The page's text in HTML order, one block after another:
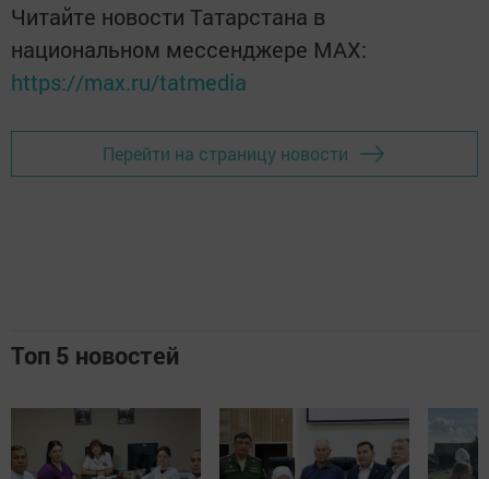
Читайте новости Татарстана в
национальном мессенджере MАХ:
https://max.ru/tatmedia
Перейти на страницу новости
Топ 5 новостей